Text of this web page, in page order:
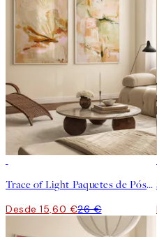
Trace of Light Paquetes de Pósters
Desde 15,60 €26 €